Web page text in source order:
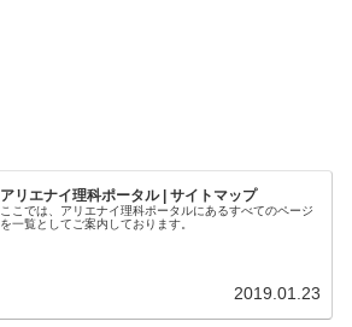
アリエナイ理科ポータル | サイトマップ
ここでは、アリエナイ理科ポータルにあるすべてのページ
を一覧としてご案内しております。
2019.01.23